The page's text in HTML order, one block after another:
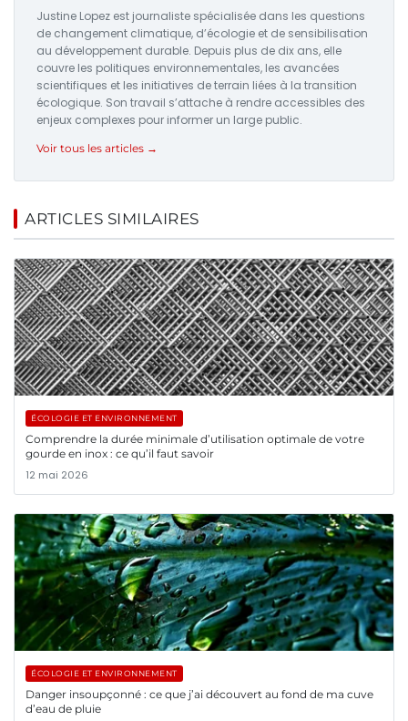
Justine Lopez est journaliste spécialisée dans les questions
de changement climatique, d’écologie et de sensibilisation
au développement durable. Depuis plus de dix ans, elle
couvre les politiques environnementales, les avancées
scientifiques et les initiatives de terrain liées à la transition
écologique. Son travail s’attache à rendre accessibles des
enjeux complexes pour informer un large public.
Voir tous les articles →
ARTICLES SIMILAIRES
ÉCOLOGIE ET ENVIRONNEMENT
Comprendre la durée minimale d’utilisation optimale de votre
gourde en inox : ce qu’il faut savoir
12 mai 2026
ÉCOLOGIE ET ENVIRONNEMENT
Danger insoupçonné : ce que j’ai découvert au fond de ma cuve
d’eau de pluie